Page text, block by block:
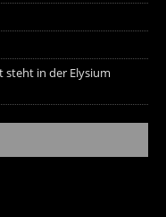
steht in der Elysium